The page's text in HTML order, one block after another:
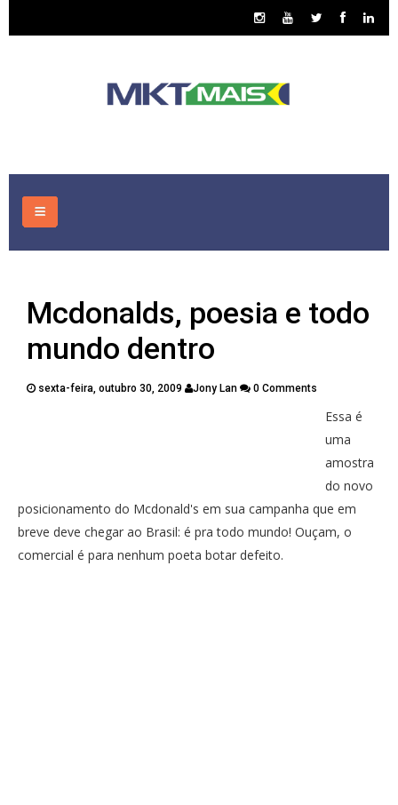
CONSULTORIA
ASSUNTOS
PUBLICAÇÕES
Mcdonalds, poesia e todo
mundo dentro
sexta-feira, outubro 30, 2009 Jony Lan 0 Comments
Essa é
uma
amostra
do novo
posicionamento do Mcdonald's em sua campanha que em
breve deve chegar ao Brasil: é pra todo mundo! Ouçam, o
comercial é para nenhum poeta botar defeito.